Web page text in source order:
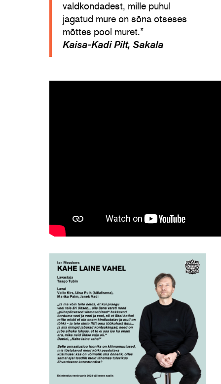
valdkondadest, mille puhul
jagatud mure on sõna otseses
mõttes pool muret.”
Kaisa-Kadi Pilt, Sakala